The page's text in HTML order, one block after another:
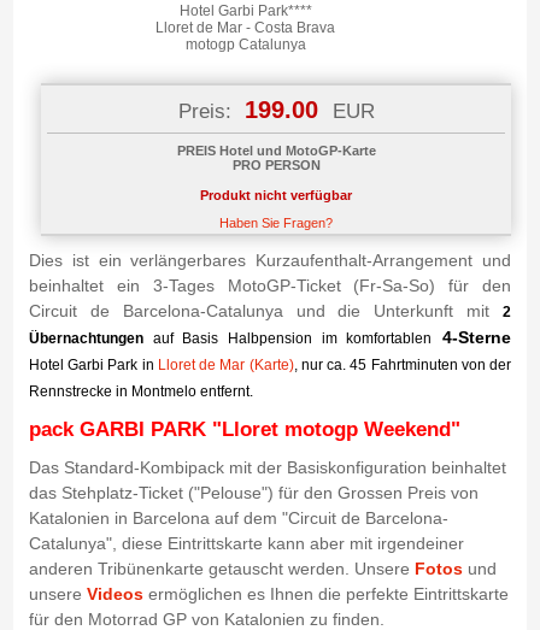
Hotel Garbi Park****
Lloret de Mar - Costa Brava
motogp Catalunya
Preis: 199.00 EUR
PREIS Hotel und MotoGP-Karte
PRO PERSON
Produkt nicht verfügbar
Haben Sie Fragen?
Dies ist ein verlängerbares Kurzaufenthalt-Arrangement und
beinhaltet ein 3-Tages MotoGP-Ticket (Fr-Sa-So) für den
Circuit de Barcelona-Catalunya und die Unterkunft mit2
Übernachtungen auf Basis Halbpension im komfortablen 4-Sterne
Hotel Garbi Park in Lloret de Mar (Karte), nur ca. 45 Fahrtminuten von der
Rennstrecke in Montmelo entfernt.
pack GARBI PARK "Lloret motogp Weekend"
Das Standard-Kombipack mit der Basiskonfiguration beinhaltet
das Stehplatz-Ticket ("Pelouse") für den Grossen Preis von
Katalonien in Barcelona auf dem "Circuit de Barcelona-
Catalunya", diese Eintrittskarte kann aber mit irgendeiner
anderen Tribünenkarte getauscht werden. Unsere Fotos und
unsere Videos ermöglichen es Ihnen die perfekte Eintrittskarte
für den Motorrad GP von Katalonien zu finden.